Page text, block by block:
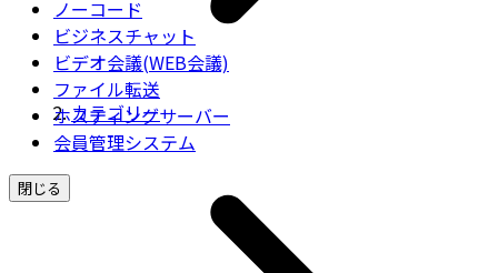
ノーコード
ビジネスチャット
ビデオ会議(WEB会議)
ファイル転送
ホスティングサーバー
会員管理システム
閉じる
カテゴリー